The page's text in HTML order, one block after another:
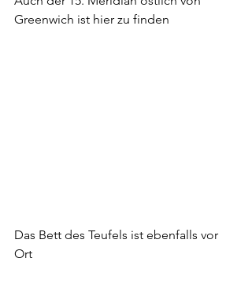
Greenwich ist hier zu finden
Das Bett des Teufels ist ebenfalls vor
Ort